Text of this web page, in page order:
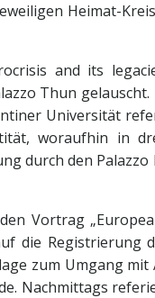
Heimat-
and its
Thun
Universität
woraufhin in
durch den
Vortrag
die Registrierung
zum Umgang
­­­Nachmittags